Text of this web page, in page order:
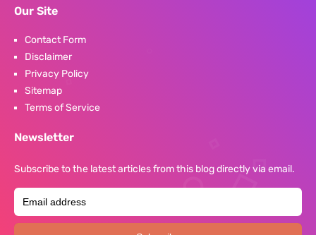
Our Site
Contact Form
Disclaimer
Privacy Policy
Sitemap
Terms of Service
Newsletter
Subscribe to the latest articles from this blog directly via email.